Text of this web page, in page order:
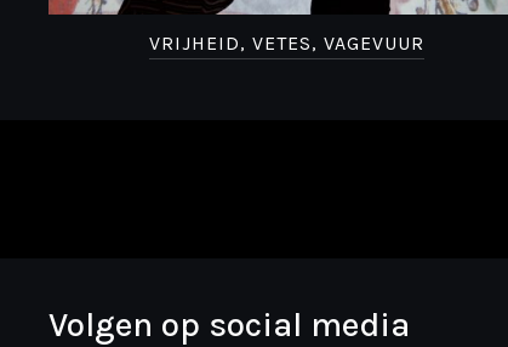
VRIJHEID, VETES, VAGEVUUR
Volgen op social media